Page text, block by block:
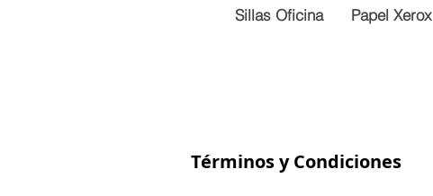
Sillas Oficina Papel Xerox
Términos y Condiciones